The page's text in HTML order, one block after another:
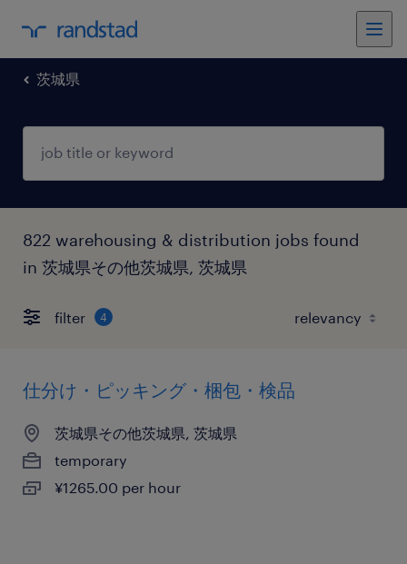
茨城県
822 warehousing & distribution jobs found
in 茨城県その他茨城県, 茨城県
filter 4
仕分け・ピッキング・梱包・検品
茨城県その他茨城県, 茨城県
temporary
¥1265.00 per hour